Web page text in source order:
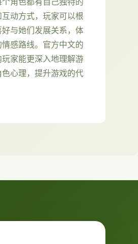
动方式，玩家可以根
与她们发展关系，体
感路线。官方中文的
家能更深入地理解游
心理，提升游戏的代